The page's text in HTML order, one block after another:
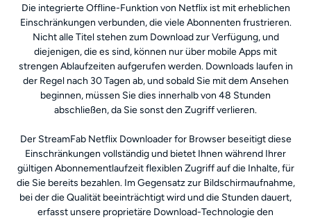
Die integrierte Offline-Funktion von Netflix ist mit erheblichen
Einschränkungen verbunden, die viele Abonnenten frustrieren.
Nicht alle Titel stehen zum Download zur Verfügung, und
diejenigen, die es sind, können nur über mobile Apps mit
strengen Ablaufzeiten aufgerufen werden. Downloads laufen in
der Regel nach 30 Tagen ab, und sobald Sie mit dem Ansehen
beginnen, müssen Sie dies innerhalb von 48 Stunden
abschließen, da Sie sonst den Zugriff verlieren.
Der StreamFab Netflix Downloader for Browser beseitigt diese
Einschränkungen vollständig und bietet Ihnen während Ihrer
gültigen Abonnementlaufzeit flexiblen Zugriff auf die Inhalte, für
die Sie bereits bezahlen. Im Gegensatz zur Bildschirmaufnahme,
bei der die Qualität beeinträchtigt wird und die Stunden dauert,
erfasst unsere proprietäre Download-Technologie den